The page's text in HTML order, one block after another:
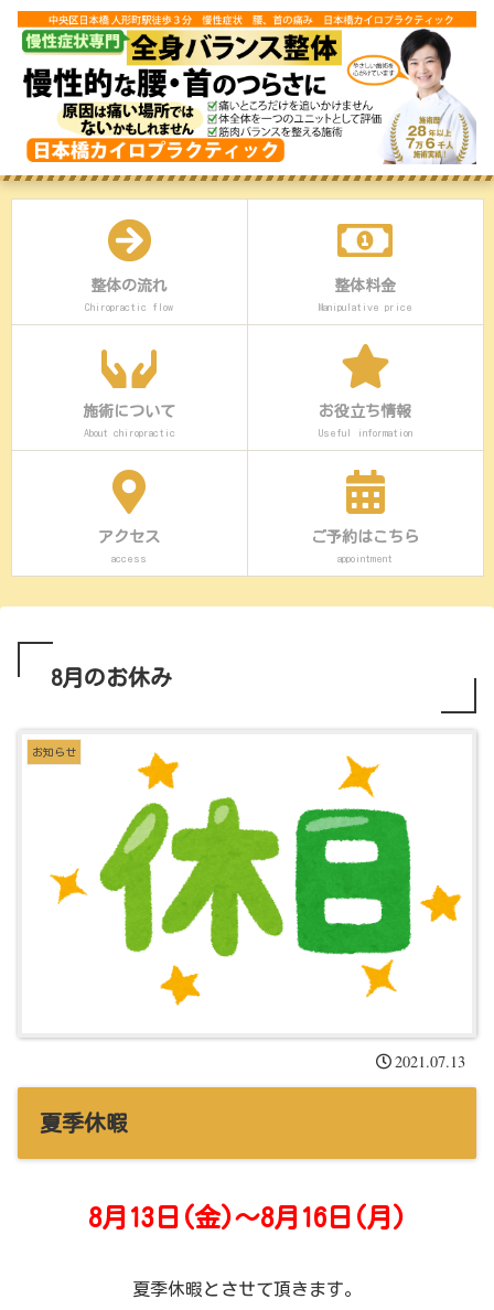
整体の流れ
Chiropractic flow
整体料金
Manipulative price
施術について
About chiropractic
お役立ち情報
Useful information
アクセス
access
ご予約はこちら
appointment
8月のお休み
お知らせ
2021.07.13
夏季休暇
8月13日(金)～8月16日(月)
夏季休暇とさせて頂きます。